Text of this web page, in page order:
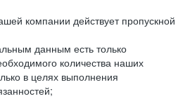
компании действует пропускной
данным есть только
количества наших
в целях выполнения